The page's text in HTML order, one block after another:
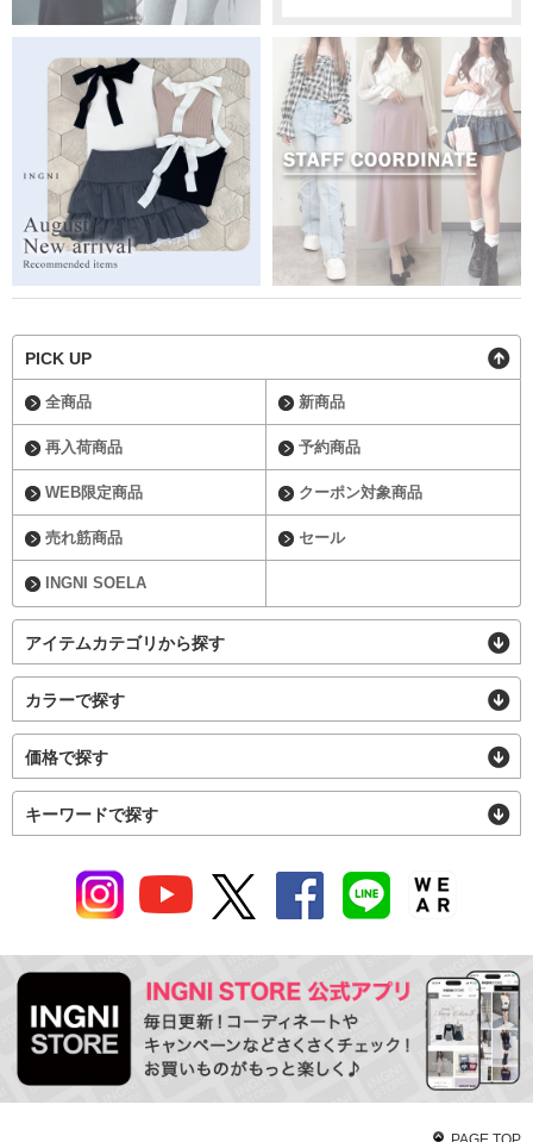
PICK UP
全商品 新商品
再入荷商品 予約商品
WEB限定商品 クーポン対象商品
売れ筋商品 セール
INGNI SOELA
アイテムカテゴリから探す
カラーで探す
価格で探す
キーワードで探す